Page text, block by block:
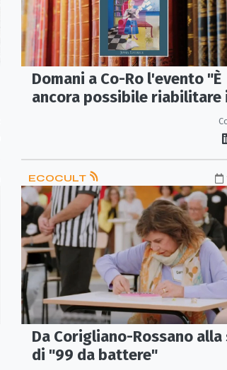
Domani a Co-Ro l'evento "È
ancora possibile riabilitare
ECOCULT
Da Corigliano-Rossano alla
di "99 da battere"